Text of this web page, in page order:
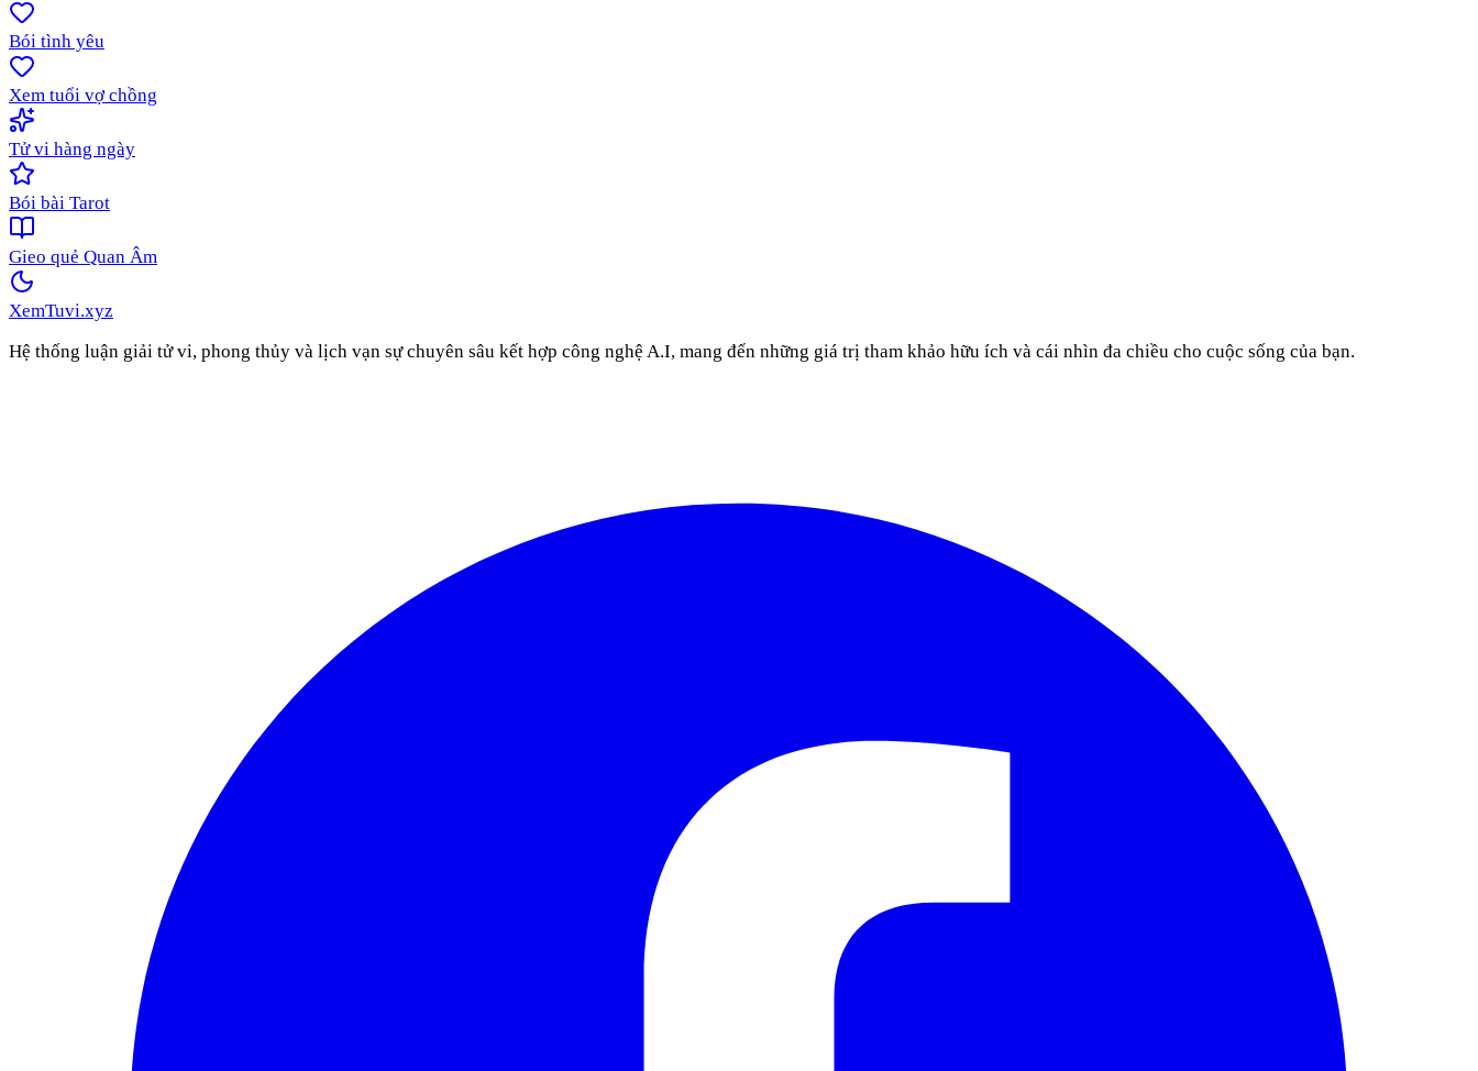
Bói tình yêu
Xem tuổi vợ chồng
Tử vi hàng ngày
Bói bài Tarot
Gieo quẻ Quan Âm
XemTuvi.xyz
Hệ thống luận giải tử vi, phong thủy và lịch vạn sự chuyên sâu kết hợp công nghệ A.I, mang đến những giá trị tham khảo hữu ích và cái nhìn đa chiều cho cuộc sống của bạn.